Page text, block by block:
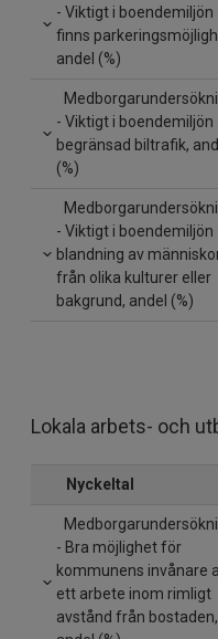
- Viktigt i boendemiljön
finns
andel (%)
- Viktigt i boendemiljön
begränsad biltrafik,
(%)
- Viktigt i boendemiljön
blandning av
från olika kulturer eller
bakgrund, andel (%)
Lokala arbets- och
Nyckeltal
- Bra möjlighet för
kommunens invånare
ett arbete inom rimligt
avstånd från bostaden,